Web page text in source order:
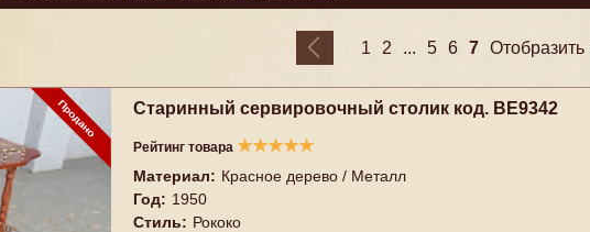
1 2 ... 5 6 7 Отобразить
Старинный сервировочный столик код. BE9342
Рейтинг товара ★★★★★
Материал: Красное дерево / Металл
Год: 1950
Стиль: Рококо